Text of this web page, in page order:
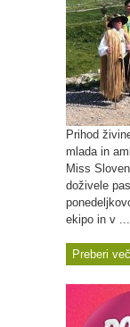
Prihod
mlada in
Miss
doživele
ekipo in v ...
Preberi